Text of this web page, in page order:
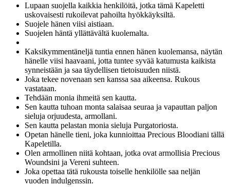
Lupaan suojella kaikkia henkilöitä, jotka tämä Kapeletti
uskovaisesti rukoilevat pahoilta hyökkäyksiltä.
Suojele hänen viisi aistiaan.
Suojelen häntä yllättävältä kuolemalta.
Kaksikymmentäneljä tuntia ennen hänen kuolemansa, näytän
hänelle viisi haavaani, jotta tuntee syvää katumusta kaikista
synneistään ja saa täydellisen tietoisuuden niistä.
Joka tekee novenaan sen kanssa saa aikeensa. Rukous
vastataan.
Tehdään monia ihmeitä sen kautta.
Sen kautta tuhoan monta salaisaa seuraa ja vapauttan paljon
sieluja orjuudesta, armollani.
Sen kautta pelastan monia sieluja Purgatoriosta.
Opetan hänelle tieni, joka kunnioittaa Precious Bloodiani tällä
Kapeletilla.
Olen armollinen niitä kohtaan, jotka ovat armollisia Precious
Woundsini ja Vereni suhteen.
Joka opettaa tätä rukousta toiselle henkilölle saa neljän
vuoden indulgenssin.